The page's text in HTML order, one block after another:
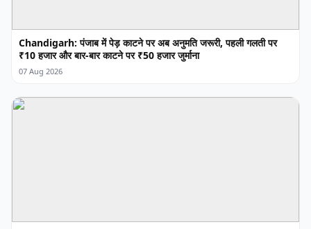
Chandigarh: पंजाब में पेड़ काटने पर अब अनुमति जरूरी, पहली गलती पर
₹10 हजार और बार-बार काटने पर ₹50 हजार जुर्माना
07 Aug 2026